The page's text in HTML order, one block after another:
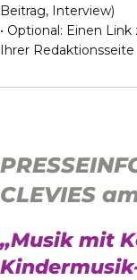
Beitrag, Interview)
• Optional: Einen
Ihrer Redaktionsseite
CLEVIES
„Musik mit